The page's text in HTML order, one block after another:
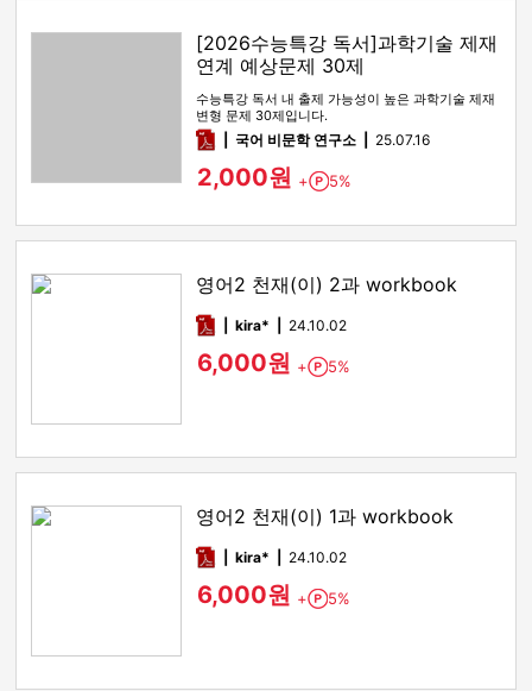
[2026수능특강 독서]과학기술 제재
연계 예상문제 30제
수능특강 독서 내 출제 가능성이 높은 과학기술 제재
변형 문제 30제입니다.
pdf국어 비문학 연구소 25.07.16
2,000원 + Point
5%
영어2 천재(이) 2과 workbook
pdfkira* 24.10.02
6,000원 + Point
5%
영어2 천재(이) 1과 workbook
pdfkira* 24.10.02
6,000원 + Point
5%